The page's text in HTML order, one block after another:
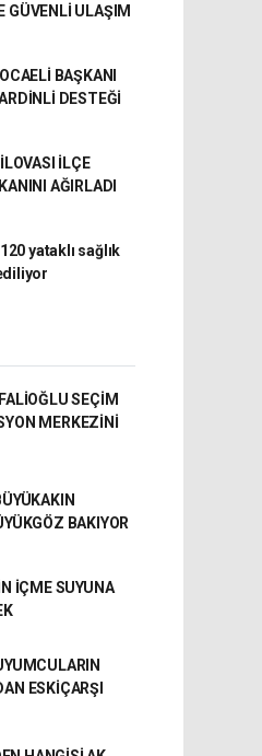
GÜVENLİ ULAŞIM
BAŞKANI
DESTEĞİ
İLÇE
AĞIRLADI
yataklı sağlık
SEÇİM
MERKEZİNİ
BAKIYOR
İÇME SUYUNA
ESKİÇARŞI